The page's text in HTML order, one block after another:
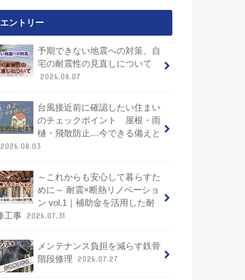
ントリー
予期できない地震への対策、自
宅の耐震性の見直しについて
2026.08.07
台風接近前に確認したい住まい
のチェックポイント 屋根・雨
樋・飛散防止…今できる備えと
2026.08.03
～これからも安心して暮らすた
めに～ 耐震×断熱リノベーショ
ン vol.1｜補助金を活用した耐
工事 2026.07.31
メンテナンス負担を減らす鉄骨
階段修理
2026.07.27